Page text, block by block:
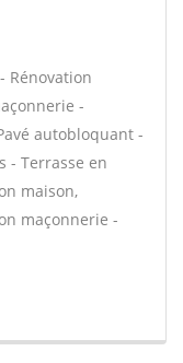
Rénovation
-
autobloquant -
- Terrasse en
maison,
maçonnerie -